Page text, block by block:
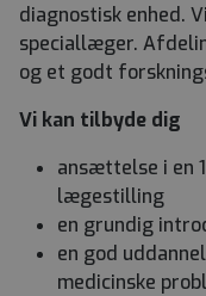
diagnostisk enhed.
speciallæger.
og et godt
Vi kan tilbyde dig
ansættelse i en
lægestilling
en grundig
en god
medicinske